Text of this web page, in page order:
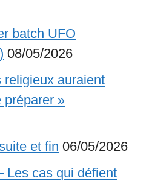
batch UFO
08/05/2026
religieux auraient
préparer »
et fin 06/05/2026
Les cas qui défient